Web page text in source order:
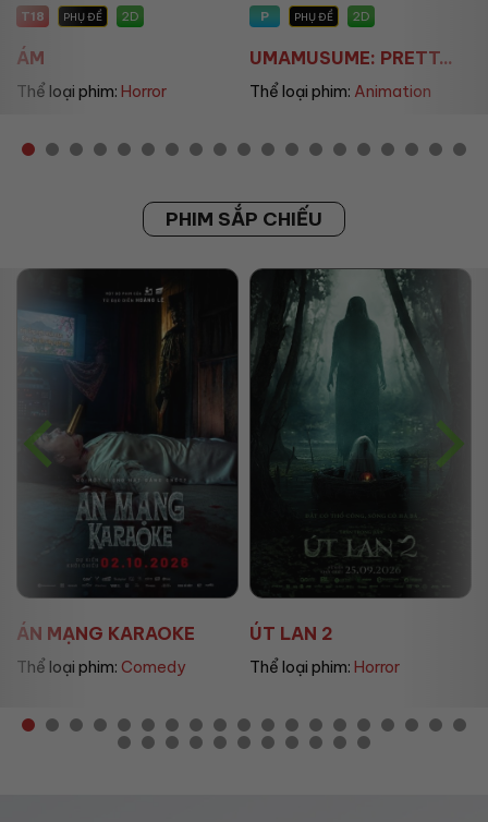
P PHỤ ĐỀ 2D
UMAMUSUME: PRETT...
Thể loại phim:Animation
P PHỤ ĐỀ/LỒNG TIẾNG
THE LAND OF SOME...
Thể loại phim:Animation
PHIM SẮP CHIẾU
ÚT LAN 2
Thể loại phim:Horror
MẸ MÌN
Thể loại phim:Drama